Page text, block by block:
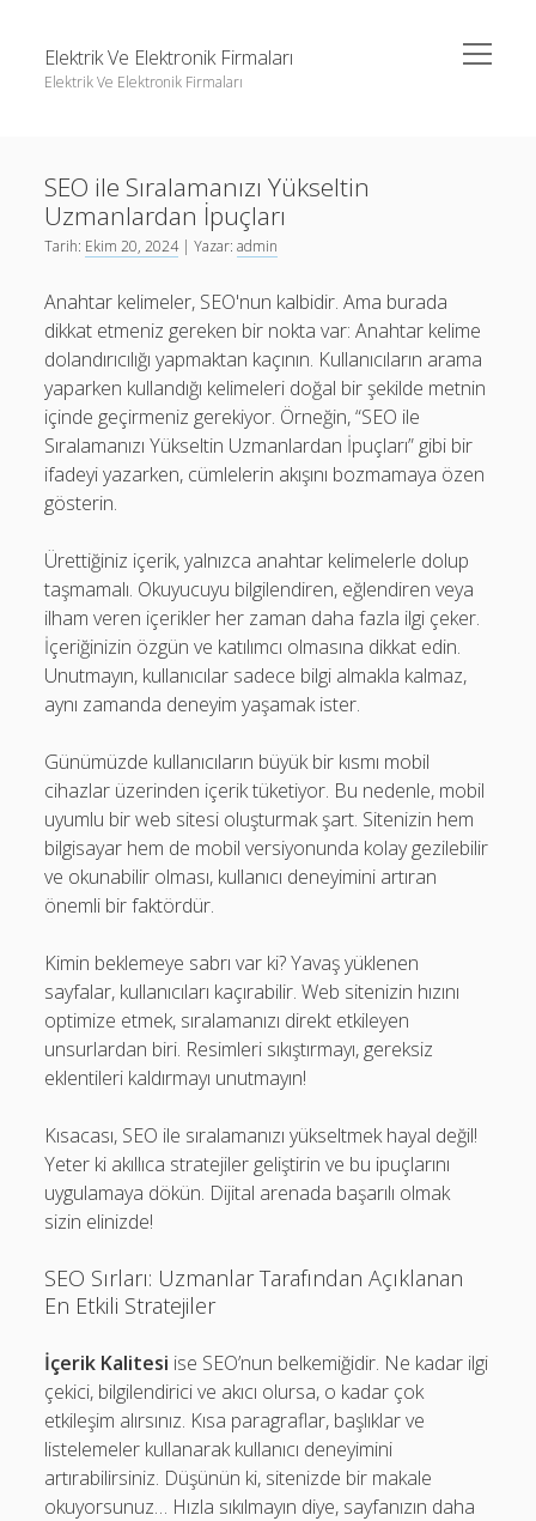
Elektrik Ve Elektronik Firmaları
Elektrik Ve Elektronik Firmaları
menüyü
aç
Instagram Beğeni Hilesi Bedava Şifresiz
Instagram Gizli Hesap Görme Forumu
Sayfa Listesi
Igtv Yorum Çoğaltma Ücretsiz
Instagram Gizli Hesap Görme Forumu
Liste
Sayfa Listesi
SEO ile Sıralamanızı Yükseltin
Uzmanlardan İpuçları
Tarih: Ekim 20, 2024| Yazar:admin
Anahtar kelimeler, SEO'nun kalbidir. Ama burada
dikkat etmeniz gereken bir nokta var: Anahtar kelime
dolandırıcılığı yapmaktan kaçının. Kullanıcıların arama
yaparken kullandığı kelimeleri doğal bir şekilde metnin
içinde geçirmeniz gerekiyor. Örneğin, “SEO ile
Sıralamanızı Yükseltin Uzmanlardan İpuçları” gibi bir
ifadeyi yazarken, cümlelerin akışını bozmamaya özen
gösterin.
Ürettiğiniz içerik, yalnızca anahtar kelimelerle dolup
taşmamalı. Okuyucuyu bilgilendiren, eğlendiren veya
ilham veren içerikler her zaman daha fazla ilgi çeker.
İçeriğinizin özgün ve katılımcı olmasına dikkat edin.
Unutmayın, kullanıcılar sadece bilgi almakla kalmaz,
aynı zamanda deneyim yaşamak ister.
Günümüzde kullanıcıların büyük bir kısmı mobil
cihazlar üzerinden içerik tüketiyor. Bu nedenle, mobil
uyumlu bir web sitesi oluşturmak şart. Sitenizin hem
bilgisayar hem de mobil versiyonunda kolay gezilebilir
ve okunabilir olması, kullanıcı deneyimini artıran
önemli bir faktördür.
Kimin beklemeye sabrı var ki? Yavaş yüklenen
sayfalar, kullanıcıları kaçırabilir. Web sitenizin hızını
optimize etmek, sıralamanızı direkt etkileyen
unsurlardan biri. Resimleri sıkıştırmayı, gereksiz
eklentileri kaldırmayı unutmayın!
Kısacası, SEO ile sıralamanızı yükseltmek hayal değil!
Yeter ki akıllıca stratejiler geliştirin ve bu ipuçlarını
uygulamaya dökün. Dijital arenada başarılı olmak
sizin elinizde!
SEO Sırları: Uzmanlar Tarafından Açıklanan
En Etkili Stratejiler
İçerik Kalitesi ise SEO’nun belkemiğidir. Ne kadar ilgi
çekici, bilgilendirici ve akıcı olursa, o kadar çok
etkileşim alırsınız. Kısa paragraflar, başlıklar ve
listelemeler kullanarak kullanıcı deneyimini
artırabilirsiniz. Düşünün ki, sitenizde bir makale
okuyorsunuz… Hızla sıkılmayın diye, sayfanızın daha